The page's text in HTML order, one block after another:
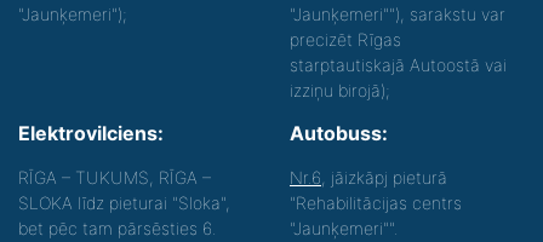
"Jaunķemeri");
"Jaunķemeri""), sarakstu var
precizēt Rīgas
starptautiskajā Autoostā vai
izziņu birojā);
Elektrovilciens:
RĪGA – TUKUMS, RĪGA –
SLOKA līdz pieturai "Sloka",
bet pēc tam pārsēsties 6.
Autobuss:
Nr.6 , jāizkāpj pieturā
"Rehabilitācijas centrs
"Jaunķemeri"".